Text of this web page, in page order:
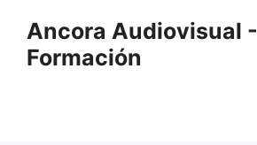
contenido
Ancora Audiovisual -
Formación